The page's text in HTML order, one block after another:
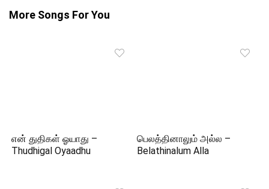
More Songs For You
என் துதிகள் ஓயாது –
Thudhigal Oyaadhu
பெலத்தினாலும் அல்ல –
Belathinalum Alla